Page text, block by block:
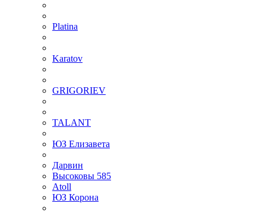
Platina
Karatov
GRIGORIEV
TALANT
ЮЗ Елизавета
Дарвин
Высоковы 585
Atoll
ЮЗ Корона